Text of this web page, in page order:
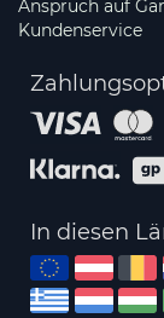
Anspruch auf
Kundenservice
In diesen